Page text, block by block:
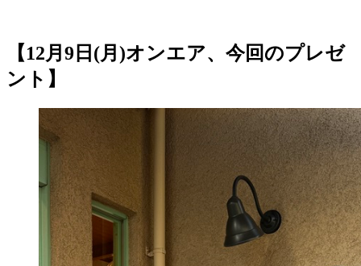
【12月9日(月)オンエア、今回のプレゼ
ント】